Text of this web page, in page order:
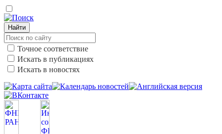
Найти
Точное соответствие
Искать в публикациях
Искать в новостях